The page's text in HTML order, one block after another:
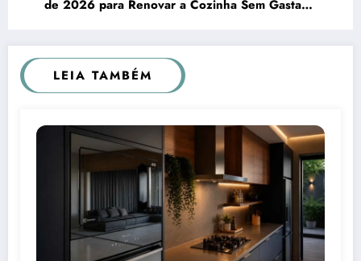
de 2026 para Renovar a Cozinha Sem Gastar
LEIA TAMBÉM